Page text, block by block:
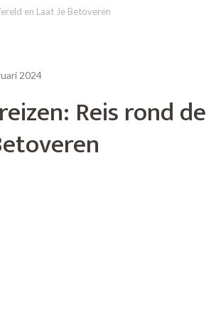
en Laat Je Betoveren
2024
Reis rond de